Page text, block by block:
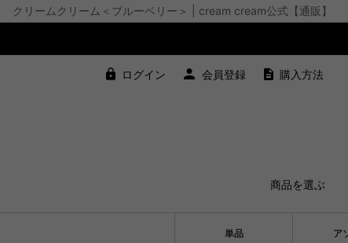
クリームクリーム＜ブルーベリー＞ | cream cream公式【通販】
ログイン 会員登録 購入方法
商品を選ぶ
単品 ア